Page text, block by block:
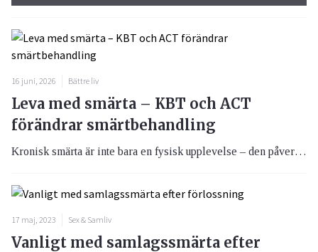
16 juni, 2026 Bättre liv
Leva med smärta – KBT och ACT
förändrar smärtbehandling
Kronisk smärta är inte bara en fysisk upplevelse – den påverkar tankar, känslor och hela livets riktning. Traditionell behandling har ofta fokuserat på att minska smärtan, men modern forskning inom KBT och Acceptance and Commitment Therapy (ACT) visar att ett annat förhållningssätt kan vara mer effektivt: att förändra relationen till smärtan snarare än att försöka eliminera den.
17 maj, 2023 Sex & Samliv
Vanligt med samlagssmärta efter